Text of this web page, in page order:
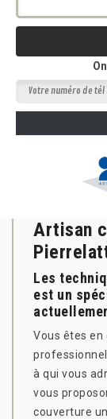
Artisan
Les
est un
Vous êtes en
à qui vous
vous
couverture